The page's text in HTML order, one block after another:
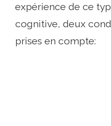
expérience de ce
cognitive, deux
prises en compte: